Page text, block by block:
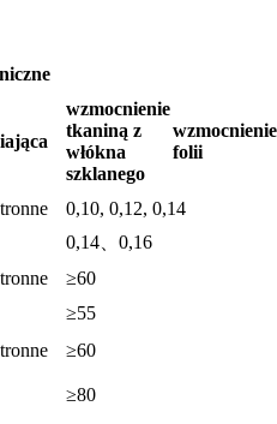
wzmocnienie
tkaniną z
włókna
szklanego
wzmocnienie
folii
0,10, 0,12, 0,14
0,14、0,16
≥60
≥55
≥60
≥80